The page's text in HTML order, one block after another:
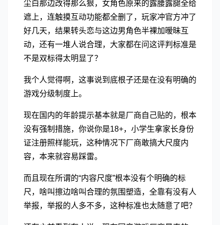
尘白那边改得那么狠，女角色原来的露腰露腿全给
遮上，连触摸互动功能都全删了，玩家冲官方冲了
好几天，结果转头恋与这边男角色半裸加暧昧互
动，还有一堆人说合理，大家都在问这评判标准是
不是双标得太明显了？
我个人觉得啊，这事说到底根子还是在没有明确的
游戏分级制度上。
现在国内的年龄提示基本就是厂商自己贴的，根本
没有强制措施，你说你是18+，小学生拿家长身份
证注册照样能玩，这种情况下厂商敢搞大尺度内
容，本来就容易踩雷。
而且现在所谓的“内容尺度”根本没有个明确的标
尺，啥叫擦边啥叫合理的氛围塑造，全靠有没有人
举报，举报的人多不多，这种标准也太随意了吧？